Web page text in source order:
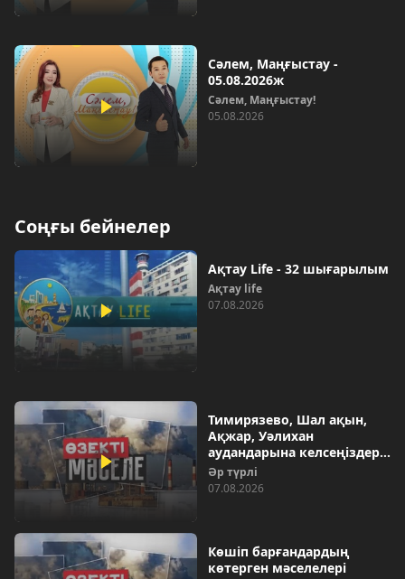
Сәлем, Маңғыстау -
05.08.2026ж
Сәлем, Маңғыстау!
05.08.2026
Соңғы бейнелер
Ақтау Life - 32 шығарылым
Ақтау life
07.08.2026
Тимирязево, Шал ақын,
Ақжар, Уәлихан
аудандарына келсеңіздер…
Әр түрлі
07.08.2026
Көшіп барғандардың
көтерген мәселелері